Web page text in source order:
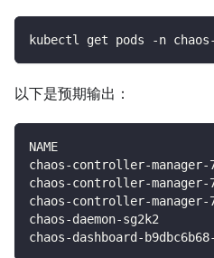
kubectl get pods -n
以下是预期输出：
NAME
chaos-controller-
chaos-controller-
chaos-controller-
chaos-daemon-
chaos-dashboard-